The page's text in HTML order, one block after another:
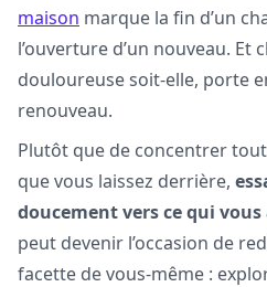
maison marque la fin d’un
l’ouverture d’un nouveau. Et
douloureuse soit-elle, porte
renouveau.
Plutôt que de concentrer
que vous laissez derrière,
doucement vers ce qui
peut devenir l’occasion de
facette de vous-même :